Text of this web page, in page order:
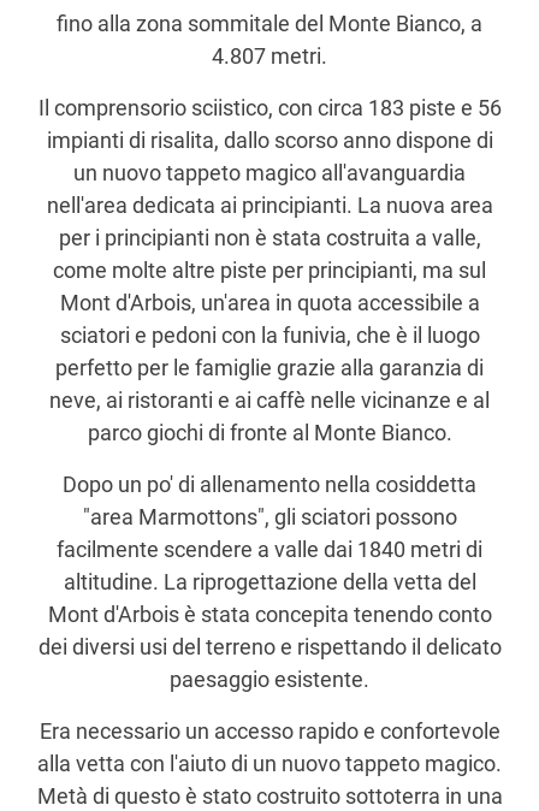
fino alla zona sommitale del Monte Bianco, a
4.807 metri.
Il comprensorio sciistico, con circa 183 piste e 56
impianti di risalita, dallo scorso anno dispone di
un nuovo tappeto magico all'avanguardia
nell'area dedicata ai principianti. La nuova area
per i principianti non è stata costruita a valle,
come molte altre piste per principianti, ma sul
Mont d'Arbois, un'area in quota accessibile a
sciatori e pedoni con la funivia, che è il luogo
perfetto per le famiglie grazie alla garanzia di
neve, ai ristoranti e ai caffè nelle vicinanze e al
parco giochi di fronte al Monte Bianco.
Dopo un po' di allenamento nella cosiddetta
"area Marmottons", gli sciatori possono
facilmente scendere a valle dai 1840 metri di
altitudine. La riprogettazione della vetta del
Mont d'Arbois è stata concepita tenendo conto
dei diversi usi del terreno e rispettando il delicato
paesaggio esistente.
Era necessario un accesso rapido e confortevole
alla vetta con l'aiuto di un nuovo tappeto magico.
Metà di questo è stato costruito sottoterra in una